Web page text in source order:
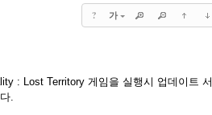
? 가
: Lost Territory 게임을 실행시 업데이트
.